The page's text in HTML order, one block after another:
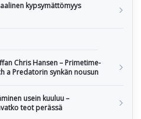
kypsymättömyys
Chris Hansen – Primetime-
a Predatorin synkän nousun
usein kuuluu –
teot perässä